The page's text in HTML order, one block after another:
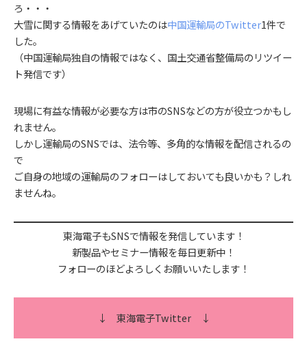
ろ・・・
大雪に関する情報をあげていたのは中国運輸局のTwitter1件で
した。
（中国運輸局独自の情報ではなく、国土交通省整備局のリツイー
ト発信です）
現場に有益な情報が必要な方は市のSNSなどの方が役立つかもし
れません。
しかし運輸局のSNSでは、法令等、多角的な情報を配信されるの
で
ご自身の地域の運輸局のフォローはしておいても良いかも？しれ
ませんね。
東海電子もSNSで情報を発信しています！
新製品やセミナー情報を毎日更新中！
フォローのほどよろしくお願いいたします！
↓ 東海電子Twitter↓